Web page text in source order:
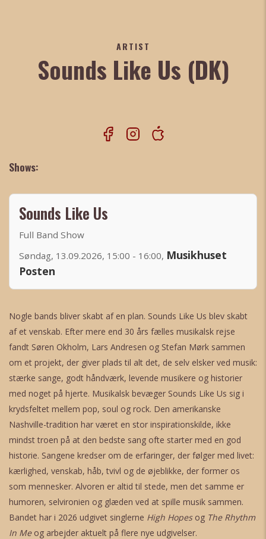
ARTIST
Sounds Like Us (DK)
Shows:
Sounds Like Us
Full Band Show
Søndag, 13.09.2026, 15:00 - 16:00, Musikhuset
Posten
Nogle bands bliver skabt af en plan. Sounds Like Us blev skabt
af et venskab. Efter mere end 30 års fælles musikalsk rejse
fandt Søren Okholm, Lars Andresen og Stefan Mørk sammen
om et projekt, der giver plads til alt det, de selv elsker ved musik:
stærke sange, godt håndværk, levende musikere og historier
med noget på hjerte. Musikalsk bevæger Sounds Like Us sig i
krydsfeltet mellem pop, soul og rock. Den amerikanske
Nashville-tradition har været en stor inspirationskilde, ikke
mindst troen på at den bedste sang ofte starter med en god
historie. Sangene kredser om de erfaringer, der følger med livet:
kærlighed, venskab, håb, tvivl og de øjeblikke, der former os
som mennesker. Alvoren er altid til stede, men det samme er
humoren, selvironien og glæden ved at spille musik sammen.
Bandet har i 2026 udgivet singlerne High Hopesog The Rhythm
In Meog arbejder aktuelt på flere nye udgivelser.